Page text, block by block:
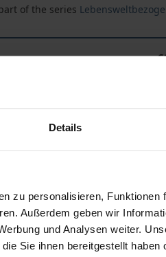
Details
zu personalisieren,
Außerdem geben wir
und Analysen weiter.
Sie ihnen bereitgestellt
of the series
Depending on the delivery